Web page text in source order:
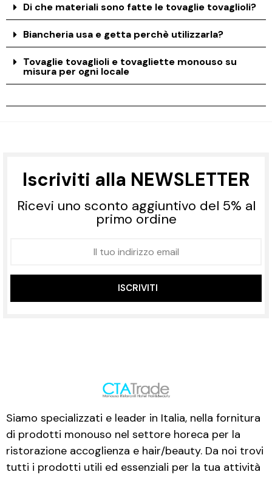
Di che materiali sono fatte le tovaglie tovaglioli?
Biancheria usa e getta perchè utilizzarla?
Tovaglie tovaglioli e tovagliette monouso su
misura per ogni locale
Iscriviti alla NEWSLETTER
Ricevi uno sconto aggiuntivo del 5% al
primo ordine
ISCRIVITI
Siamo specializzati e leader in Italia, nella fornitura
di prodotti monouso nel settore horeca per la
ristorazione accoglienza e hair/beauty. Da noi trovi
tutti i prodotti utili ed essenziali per la tua attività